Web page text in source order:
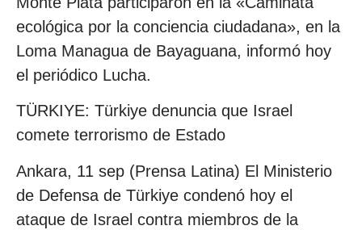
ecológica por la conciencia ciudadana», en la
Loma Managua de Bayaguana, informó hoy
el periódico Lucha.
TÜRKIYE: Türkiye denuncia que Israel
comete terrorismo de Estado
Ankara, 11 sep (Prensa Latina) El Ministerio
de Defensa de Türkiye condenó hoy el
ataque de Israel contra miembros de la